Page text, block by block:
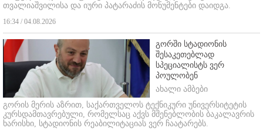
თვალიაშვილისა და იური პატარაძის მონუმენტები დაიდგა.
16:34 / 04.08.2026
გორში სტადიონის
შესაკეთებლად
სპეციალისტს ვერ
პოულობენ
ახალი ამბები
გორის მერის აზრით, საქართველოს ტექნიკური უნივერსიტეტის
კურსდამთავრებული, რომელსაც აქვს მშენებლობის ბაკალავრის
ხარისხი, სტადიონის რეაბილიტაციას ვერ ჩაატარებს.